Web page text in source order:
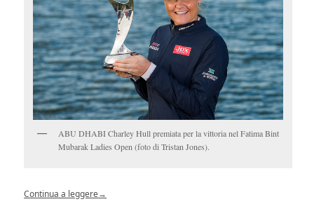
ABU DHABI Charley Hull premiata per la vittoria nel Fatima Bint
Mubarak Ladies Open (foto di Tristan Jones).
Continua a leggere→